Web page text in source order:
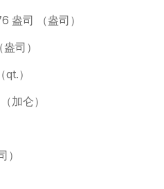
盎司 （盎司）
司）
）
加仑）